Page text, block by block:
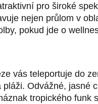
pro široké
nejen průlom v
pokud jde o
vás teleportuje do
Odvážné, jasné
tropického funk